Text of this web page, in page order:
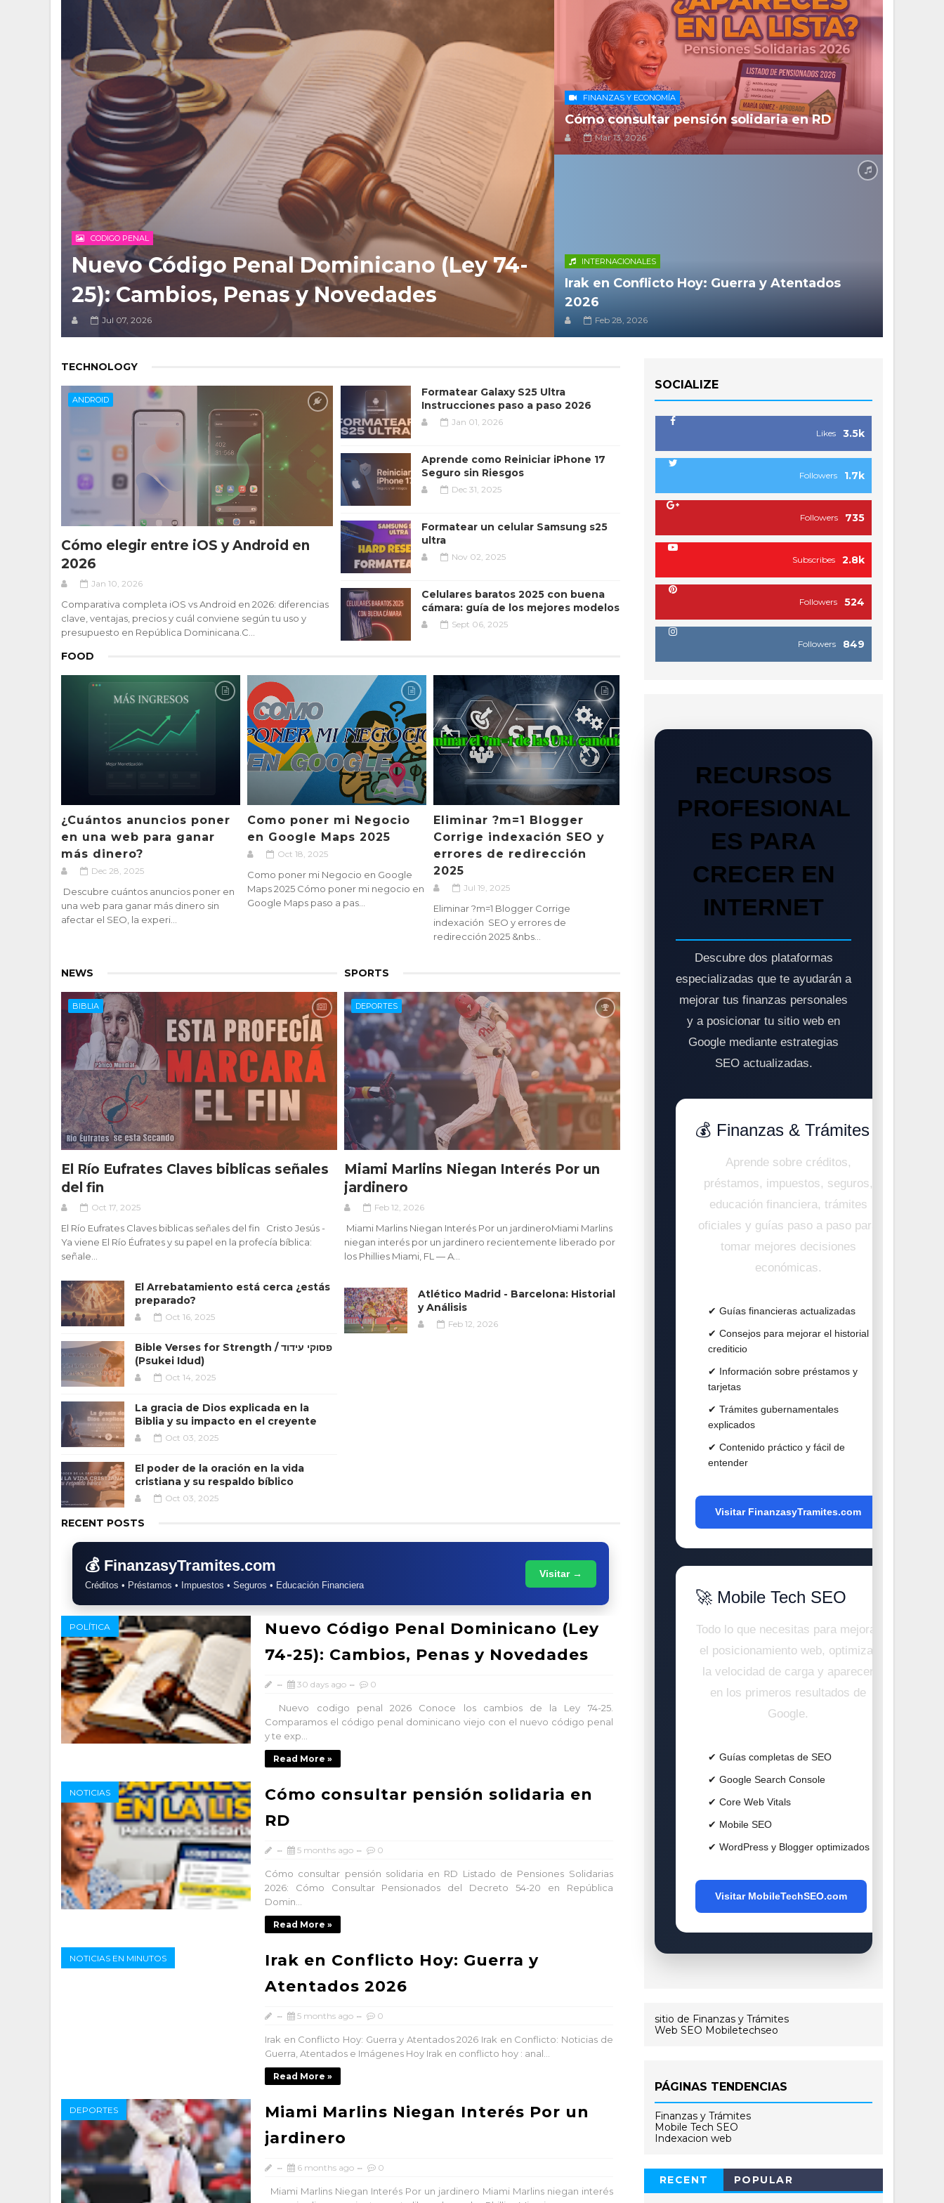
CODIGO PENAL
Nuevo Código Penal Dominicano (Ley 74-
25): Cambios, Penas y Novedades
Jul 07, 2026
FINANZAS Y ECONOMÍA
Cómo consultar pensión solidaria en RD
Mar 13, 2026
INTERNACIONALES
Irak en Conflicto Hoy: Guerra y Atentados
2026
Feb 28, 2026
TECHNOLOGY
ANDROID
Cómo elegir entre iOS y Android en
2026
Jan 10, 2026
Comparativa completa iOS vs Android en 2026: diferencias
clave, ventajas, precios y cuál conviene según tu uso y
presupuesto en República Dominicana.C...
Formatear Galaxy S25 Ultra
Instrucciones paso a paso 2026
Jan 01, 2026
Aprende como Reiniciar iPhone 17
Seguro sin Riesgos
Dec 31, 2025
Formatear un celular Samsung s25
ultra
Nov 02, 2025
Celulares baratos 2025 con buena
cámara: guía de los mejores modelos
Sept 06, 2025
FOOD
¿Cuántos anuncios poner
en una web para ganar
más dinero?
Dec 28, 2025
Descubre cuántos anuncios poner en
una web para ganar más dinero sin
afectar el SEO, la experi...
Como poner mi Negocio
en Google Maps 2025
Oct 18, 2025
Como poner mi Negocio en Google
Maps 2025 Cómo poner mi negocio en
Google Maps paso a pas...
Eliminar ?m=1 Blogger
Corrige indexación SEO y
errores de redirección
2025
Jul 19, 2025
Eliminar ?m=1 Blogger Corrige
indexación SEO y errores de
redirección 2025 &nbs...
NEWS
BIBLIA
El Río Eufrates Claves biblicas señales
del fin
Oct 17, 2025
El Río Eufrates Claves biblicas señales del fin Cristo Jesús -
Ya viene El Río Éufrates y su papel en la profecía bíblica:
señale...
El Arrebatamiento está cerca ¿estás
preparado?
Oct 16, 2025
Bible Verses for Strength / פסוקי עידוד
(Psukei Idud)
Oct 14, 2025
La gracia de Dios explicada en la
Biblia y su impacto en el creyente
Oct 03, 2025
El poder de la oración en la vida
cristiana y su respaldo bíblico
Oct 03, 2025
SPORTS
DEPORTES
Miami Marlins Niegan Interés Por un
jardinero
Feb 12, 2026
Miami Marlins Niegan Interés Por un jardineroMiami Marlins
niegan interés por un jardinero recientemente liberado por
los Phillies Miami, FL — A...
Atlético Madrid - Barcelona: Historial
y Análisis
Feb 12, 2026
RECENT POSTS
💰 FinanzasyTramites.com
Créditos • Préstamos • Impuestos • Seguros • Educación Financiera
Visitar →
POLÍTICA
Nuevo Código Penal Dominicano (Ley
74-25): Cambios, Penas y Novedades
30 days ago 0
Nuevo codigo penal 2026 Conoce los cambios de la Ley 74-25.
Comparamos el código penal dominicano viejo con el nuevo código penal
y te exp...
Read More »
NOTICIAS
Cómo consultar pensión solidaria en
RD
5 months ago 0
Cómo consultar pensión solidaria en RD Listado de Pensiones Solidarias
2026: Cómo Consultar Pensionados del Decreto 54-20 en República
Domin...
Read More »
NOTICIAS EN MINUTOS
Irak en Conflicto Hoy: Guerra y
Atentados 2026
5 months ago 0
Irak en Conflicto Hoy: Guerra y Atentados 2026 Irak en Conflicto: Noticias de
Guerra, Atentados e Imágenes Hoy Irak en conflicto hoy : anal...
Read More »
DEPORTES
Miami Marlins Niegan Interés Por un
jardinero
6 months ago 0
Miami Marlins Niegan Interés Por un jardinero Miami Marlins niegan interés
SOCIALIZE
3.5k
Likes
1.7k
Followers
735
Followers
2.8k
Subscribes
524
Followers
849
Followers
RECURSOS
PROFESIONAL
ES PARA
CRECER EN
INTERNET
Descubre dos plataformas
especializadas que te ayudarán a
mejorar tus finanzas personales
y a posicionar tu sitio web en
Google mediante estrategias
SEO actualizadas.
💰 Finanzas & Trámites
Aprende sobre créditos,
préstamos, impuestos, seguros,
educación financiera, trámites
oficiales y guías paso a paso para
tomar mejores decisiones
económicas.
✔ Guías financieras actualizadas
✔ Consejos para mejorar el historial
crediticio
✔ Información sobre préstamos y
tarjetas
✔ Trámites gubernamentales
explicados
✔ Contenido práctico y fácil de
entender
Visitar FinanzasyTramites.com
🚀 Mobile Tech SEO
Todo lo que necesitas para mejorar
el posicionamiento web, optimizar
la velocidad de carga y aparecer
en los primeros resultados de
Google.
✔ Guías completas de SEO
✔ Google Search Console
✔ Core Web Vitals
✔ Mobile SEO
✔ WordPress y Blogger optimizados
Visitar MobileTechSEO.com
sitio de Finanzas y Trámites
Web SEO Mobiletechseo
PÁGINAS TENDENCIAS
Finanzas y Trámites
Mobile Tech SEO
Indexacion web
RECENT POPULAR